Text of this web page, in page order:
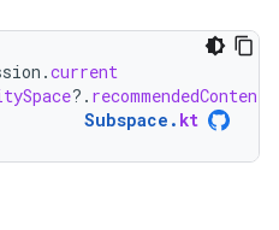
.current
?.
Subspace . kt